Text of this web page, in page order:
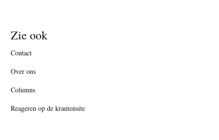
Zie ook
Contact
Over ons
Columns
Reageren op de krantensite